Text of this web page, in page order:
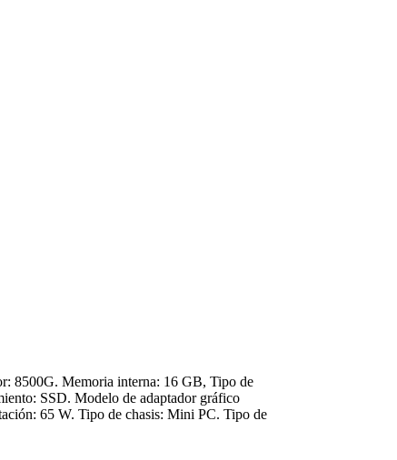
8500G. Memoria interna: 16 GB, Tipo de
SSD. Modelo de adaptador gráfico
65 W. Tipo de chasis: Mini PC. Tipo de